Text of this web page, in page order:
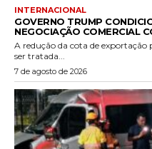
INTERNACIONAL
GOVERNO TRUMP
NEGOCIAÇÃO COMERCIAL
A redução da cota de
ser tratada...
7 de agosto de 2026